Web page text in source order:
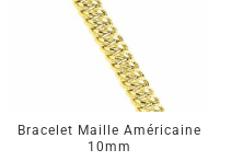
Bracelet Maille Américaine
10mm